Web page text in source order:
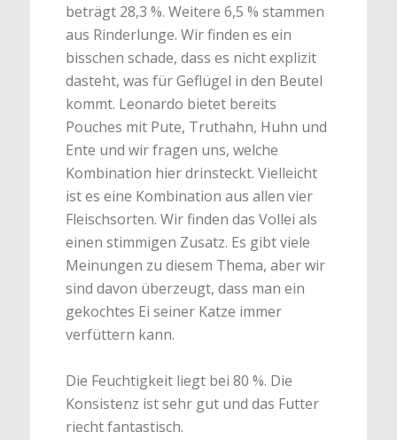
beträgt 28,3 %. Weitere 6,5 % stammen
aus Rinderlunge. Wir finden es ein
bisschen schade, dass es nicht explizit
dasteht, was für Geflügel in den Beutel
kommt. Leonardo bietet bereits
Pouches mit Pute, Truthahn, Huhn und
Ente und wir fragen uns, welche
Kombination hier drinsteckt. Vielleicht
ist es eine Kombination aus allen vier
Fleischsorten. Wir finden das Vollei als
einen stimmigen Zusatz. Es gibt viele
Meinungen zu diesem Thema, aber wir
sind davon überzeugt, dass man ein
gekochtes Ei seiner Katze immer
verfüttern kann.
Die Feuchtigkeit liegt bei 80 %. Die
Konsistenz ist sehr gut und das Futter
riecht fantastisch.